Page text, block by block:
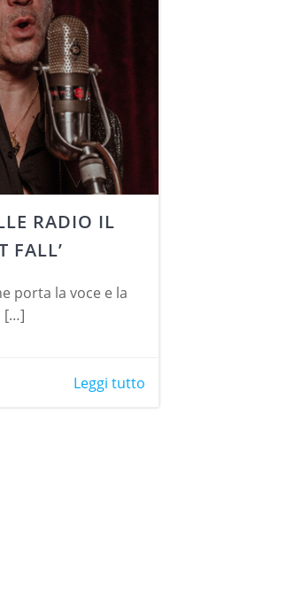
RADIO IL
FALL’
porta la voce e la
[…]
Leggi tutto